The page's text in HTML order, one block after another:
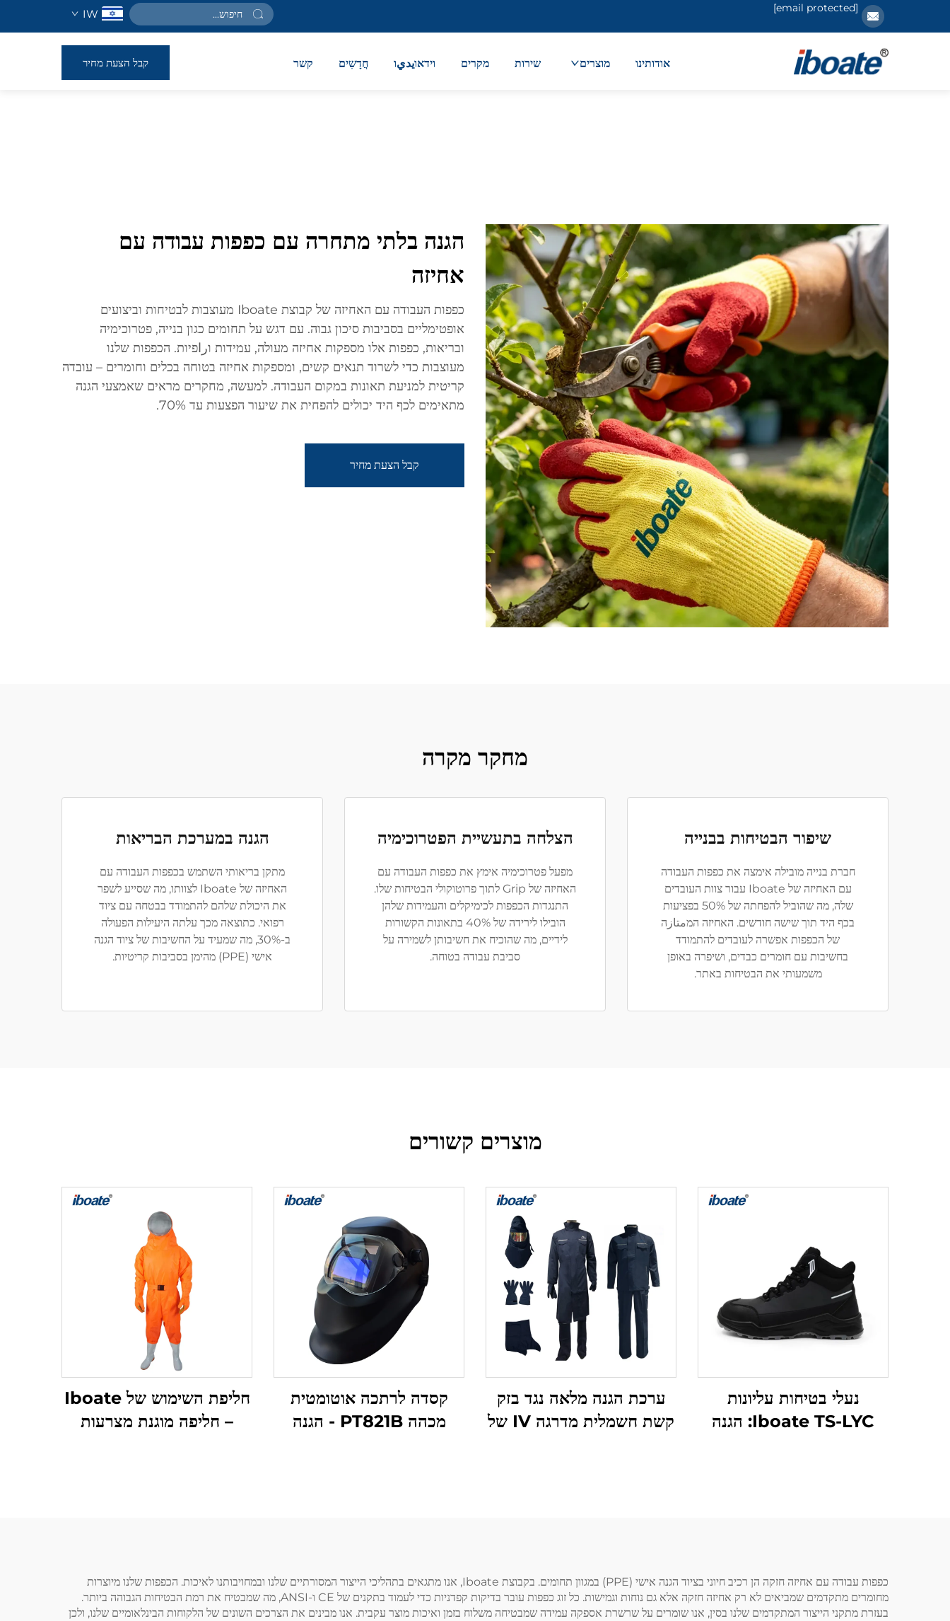
[email protected]
IW
אודותינו מוצרים שירות מקרים וידאוيديו חֲדָשִים קשר קבל הצעת מחיר
הגנה בלתי מתחרה עם כפפות עבודה עם
אחיזה
כפפות העבודה עם האחיזה של קבוצת Iboate מעוצבות לבטיחות וביצועים
אופטימליים בסביבות סיכון גבוה. עם דגש על תחומים כגון בנייה, פטרוכימיה
ובריאות, כפפות אלו מספקות אחיזה מעולה, עמידות וراפיות. הכפפות שלנו
מעוצבות כדי לשרוד תנאים קשים, ומספקות אחיזה בטוחה בכלים וחומרים – עובדה
קריטית למניעת תאונות במקום העבודה. למעשה, מחקרים מראים שאמצעי הגנה
מתאימים לכף היד יכולים להפחית את שיעור הפצעות עד 70%.
קבל הצעת מחיר
מחקר מקרה
שיפור הבטיחות בבנייה
חברת בנייה מובילה אימצה את כפפות העבודה
עם האחיזה של Iboate עבור צוות העובדים
שלה, מה שהוביל להפחתה של 50% בפציעות
בכף היד תוך שישה חודשים. האחיזה המمتازה
של הכפפות אפשרה לעובדים להתמודד
בחשיבות עם חומרים כבדים, ושיפרה באופן
משמעותי את הבטיחות באתר.
הצלחה בתעשיית הפטרוכימיה
מפעל פטרוכימיה אימץ את כפפות העבודה עם
האחיזה של Grip לתוך פרוטוקולי הבטיחות שלו.
התנגדות הכפפות לכימיקלים והעמידות שלהן
הובילו לירידה של 40% בתאונות הקשורות
לידיים, מה שהוכיח את חשיבותן לשמירה על
סביבת עבודה בטוחה.
הגנה במערכת הבריאות
מתקן בריאותי השתמש בכפפות העבודה עם
האחיזה של Iboate לצוותו, מה שסייע לשפר
את היכולת שלהם להתמודד בבטחה עם ציוד
רפואי. כתוצאה מכך עלתה היעילות הפעולה
ב-30%, מה שמעיד על החשיבות של ציוד הגנה
אישי (PPE) מהימן בסביבות קריטיות.
מוצרים קשורים
נעלי בטיחות עליונות
Iboate TS-LYC: הגנה
ערכת הגנה מלאה נגד בזק
קשת חשמלית מדרגה IV של
קסדה לרתכה אוטומטית
מכהה PT821B - הגנה
חליפת השימוש של Iboate
– חליפה מוגנת מצרעות
כפפות עבודה עם אחיזה חזקה הן רכיב חיוני בציוד הגנה אישי (PPE) במגוון תחומים. בקבוצת Iboate, אנו מתגאים בתהליכי הייצור המסורתיים שלנו ובמחויבותנו לאיכות. הכפפות שלנו מיוצרות
מחומרים מתקדמים שמביאים לא רק אחיזה חזקה אלא גם נוחות וגמישות. כל זוג כפפות עובר בדיקות קפדניות כדי לעמוד בתקנים של CE ו-ANSI, מה שמבטיח את רמת הבטיחות הגבוהה ביותר.
בעזרת מתקני הייצור המתקדמים שלנו בסין, אנו שומרים על שרשרת אספקה עמידה שמבטיחה משלוח בזמן ואיכות מוצר עקבית. אנו מבינים את הצרכים השונים של הלקוחות הבינלאומיים שלנו, ולכן